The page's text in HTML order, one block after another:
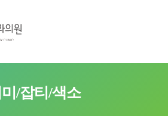
/잡티/색소